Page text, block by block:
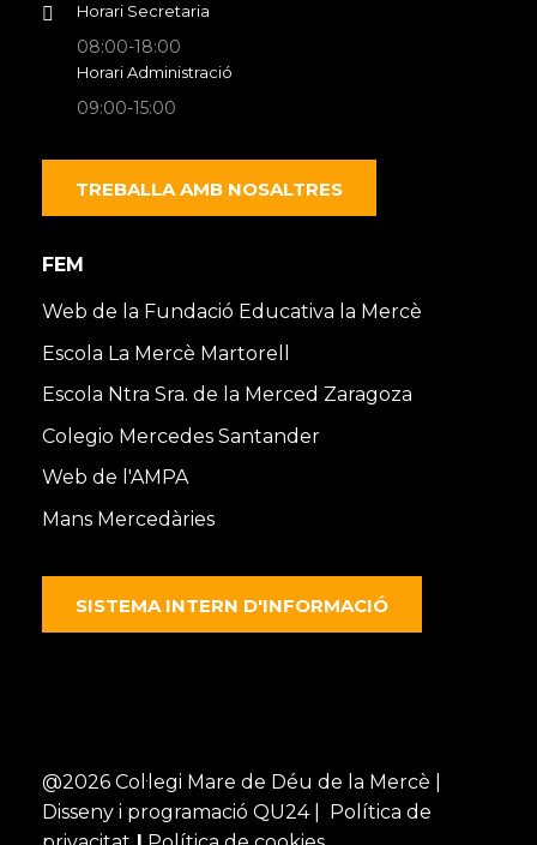
Horari Secretaria
08:00-18:00
Horari Administració
09:00-15:00
TREBALLA AMB NOSALTRES
FEM
Web de la Fundació Educativa la Mercè
Escola La Mercè Martorell
Escola Ntra Sra. de la Merced Zaragoza
Colegio Mercedes Santander
Web de l'AMPA
Mans Mercedàries
SISTEMA INTERN D'INFORMACIÓ
@2026 Col·legi Mare de Déu de la Mercè |
Disseny i programació QU24 | Política de